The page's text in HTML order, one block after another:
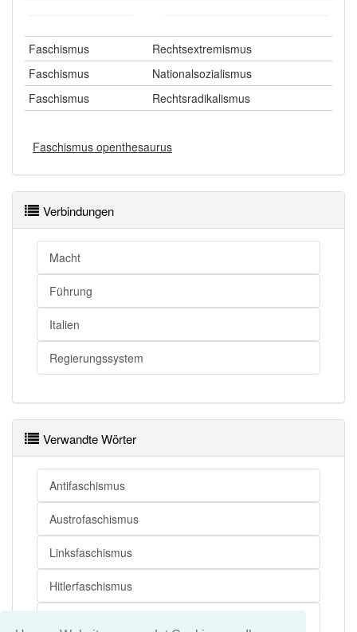
Faschismus
Rechtsextremismus
Faschismus
Nationalsozialismus
Faschismus
Rechtsradikalismus
Faschismus openthesaurus
Verbindungen
Macht
Führung
Italien
Regierungssystem
Verwandte Wörter
Antifaschismus
Austrofaschismus
Linksfaschismus
Hitlerfaschismus